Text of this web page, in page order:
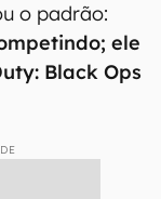
o padrão:
ele
Black Ops